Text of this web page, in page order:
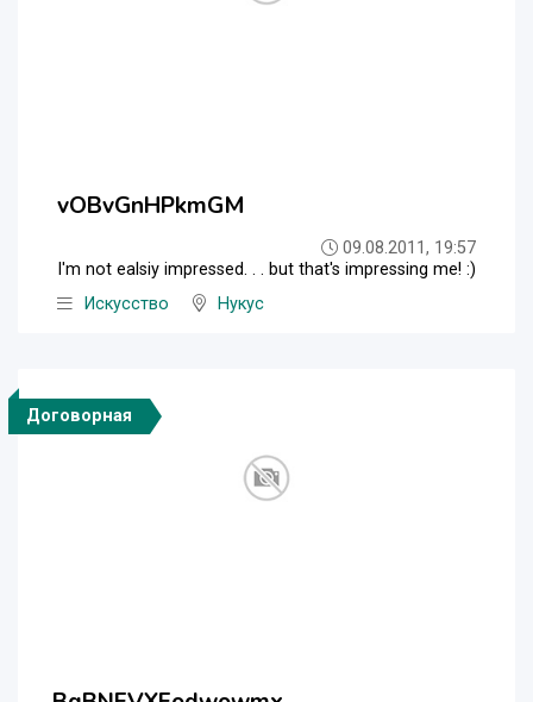
vOBvGnHPkmGM
09.08.2011, 19:57
I'm not ealsiy impressed. . . but that's impressing me! :)
Искусство
Нукус
Договорная